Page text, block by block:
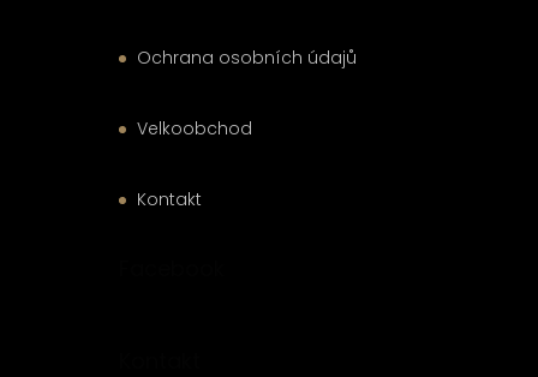
Ochrana osobních údajů
Velkoobchod
Kontakt